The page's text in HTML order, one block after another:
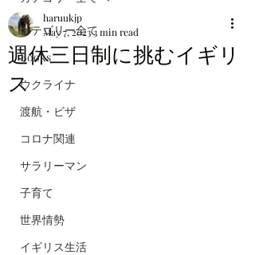
カテゴリー全て
Books
ウクライナ
渡航・ビザ
コロナ関連
サラリーマン
子育て
世界情勢
イギリス生活
週休三日制に挑むイギリ
ス
haruukjp
May 7, 20233 min read